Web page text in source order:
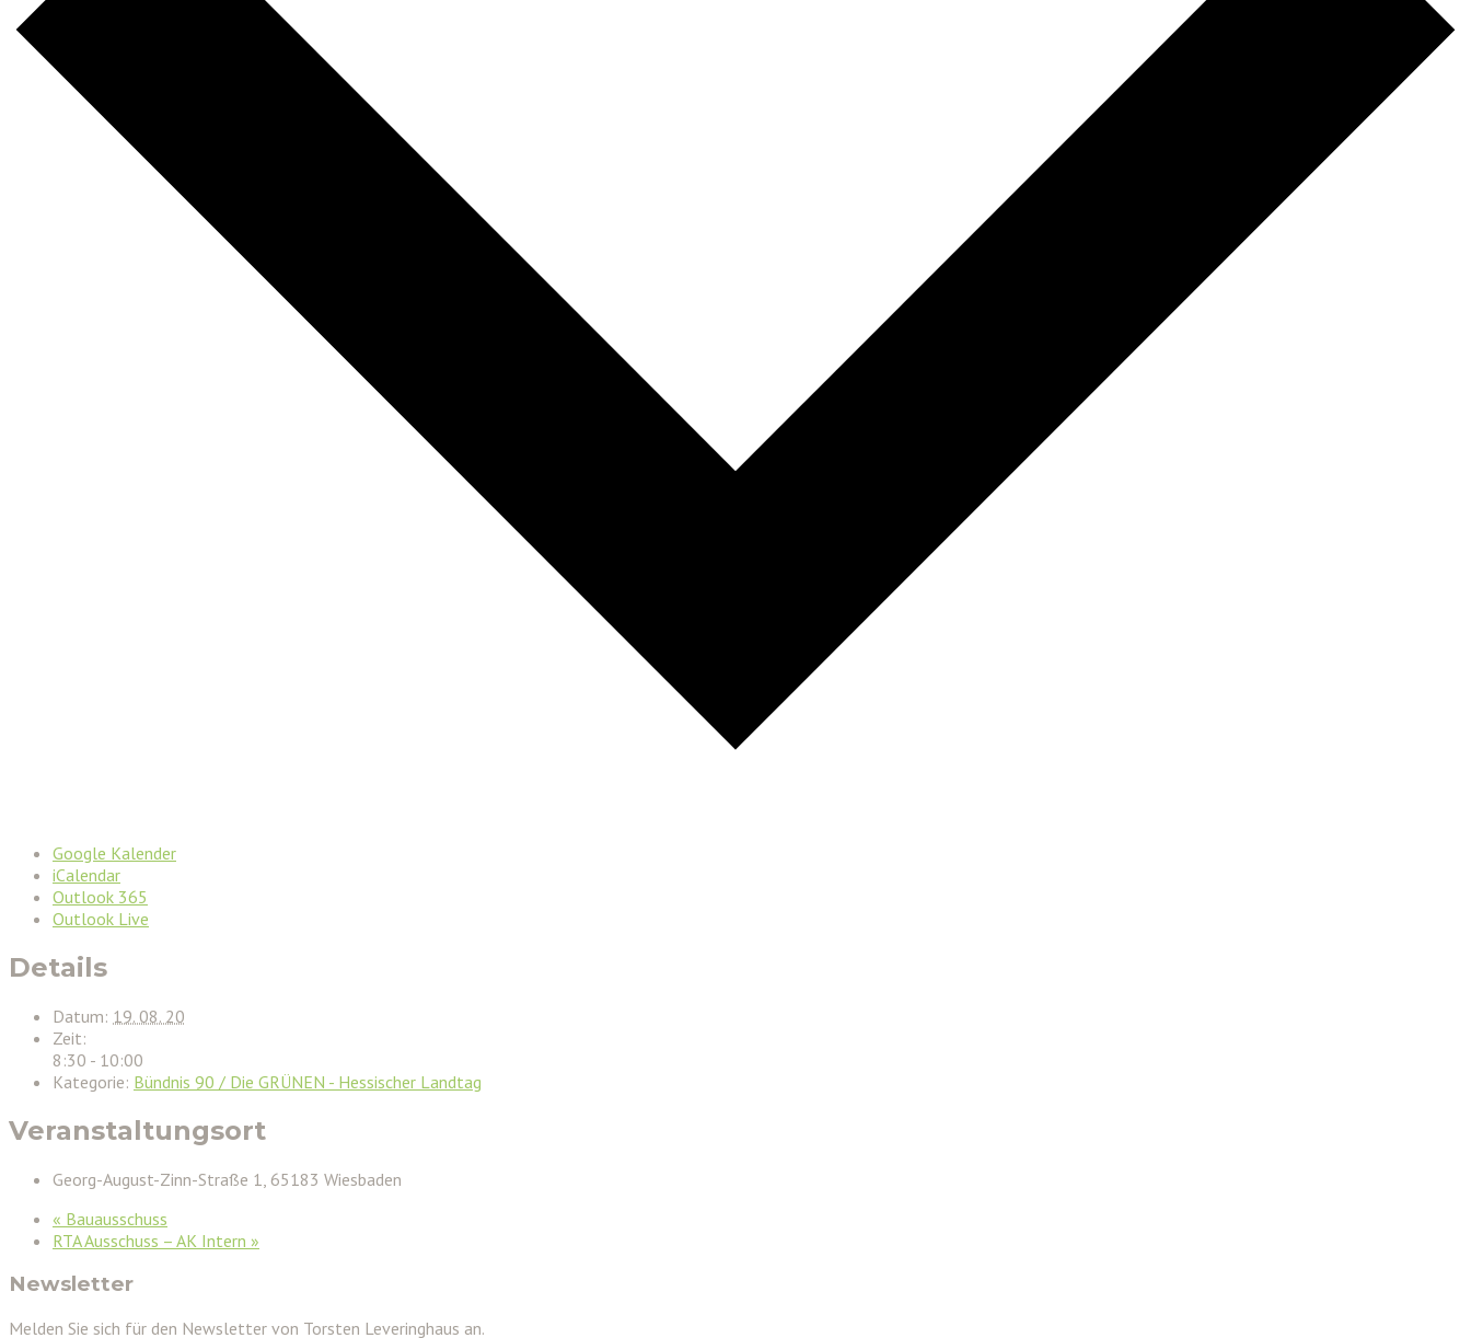
Google Kalender
iCalendar
Outlook 365
Outlook Live
Details
Datum: 19. 08. 20
Zeit:
8:30 - 10:00
Kategorie: Bündnis 90 / Die GRÜNEN - Hessischer Landtag
Veranstaltungsort
Georg-August-Zinn-Straße 1, 65183 Wiesbaden
« Bauausschuss
RTA Ausschuss – AK Intern »
Newsletter
Melden Sie sich für den Newsletter von Torsten Leveringhaus an.